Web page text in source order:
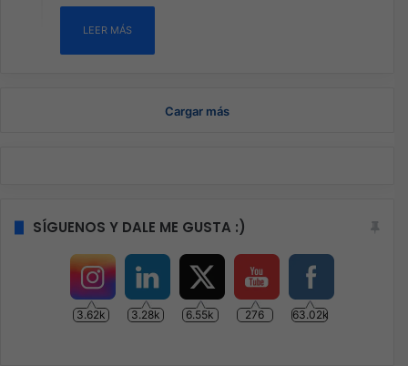
LEER MÁS
Cargar más
SÍGUENOS Y DALE ME GUSTA :)
3.62k 3.28k 6.55k 276 63.02k